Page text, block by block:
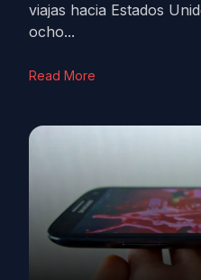
viajas hacia Estados
ocho...
Read More